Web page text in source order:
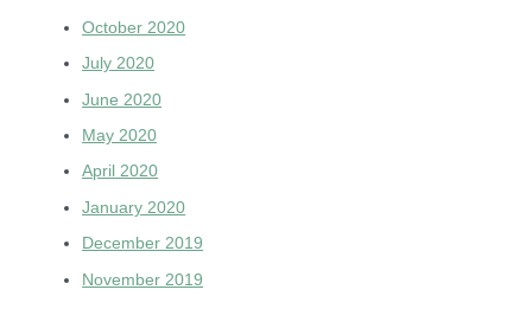
October 2020
July 2020
June 2020
May 2020
April 2020
January 2020
December 2019
November 2019